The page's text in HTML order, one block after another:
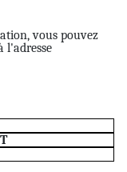
vous pouvez
l'adresse